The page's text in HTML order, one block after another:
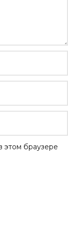
этом браузере